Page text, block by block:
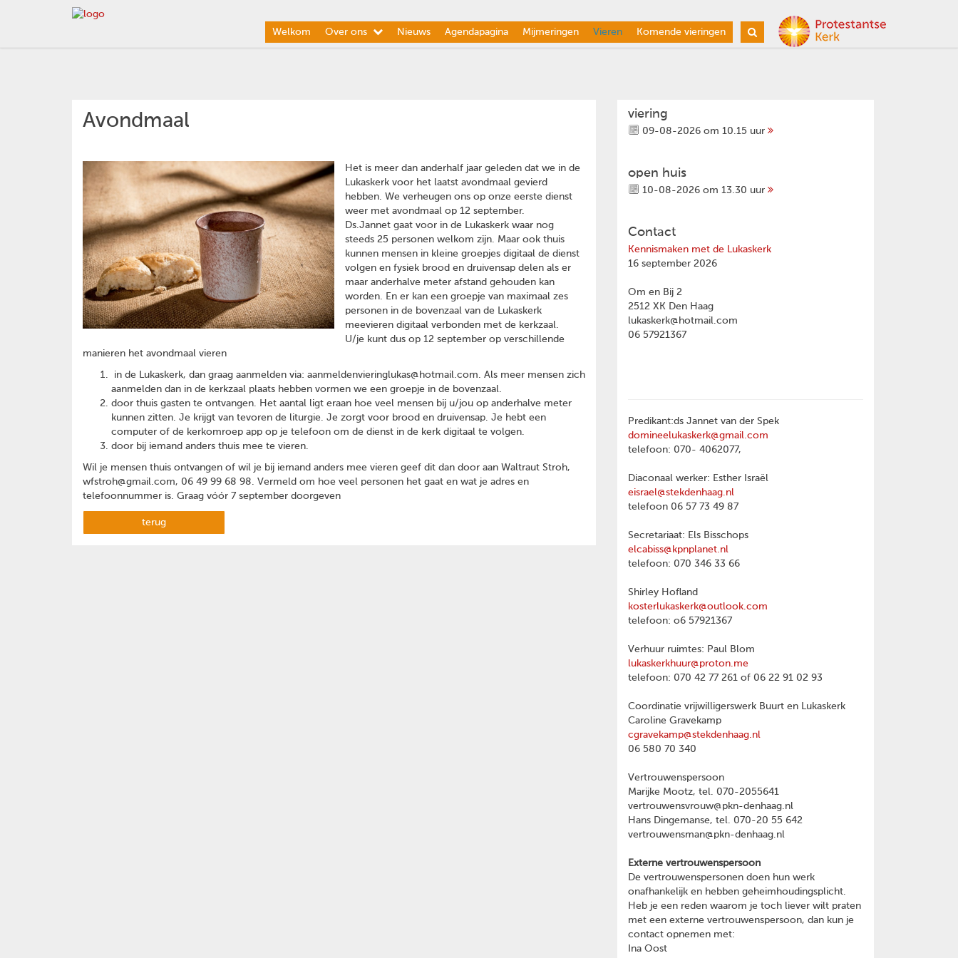
Welkom Over ons Nieuws Agendapagina Mijmeringen Vieren Komende vieringen
Avondmaal
Het is meer dan anderhalf jaar geleden dat we in de
Lukaskerk voor het laatst avondmaal gevierd
hebben. We verheugen ons op onze eerste dienst
weer met avondmaal op 12 september.
Ds.Jannet gaat voor in de Lukaskerk waar nog
steeds 25 personen welkom zijn. Maar ook thuis
kunnen mensen in kleine groepjes digitaal de dienst
volgen en fysiek brood en druivensap delen als er
maar anderhalve meter afstand gehouden kan
worden. En er kan een groepje van maximaal zes
personen in de bovenzaal van de Lukaskerk
meevieren digitaal verbonden met de kerkzaal.
U/je kunt dus op 12 september op verschillende
manieren het avondmaal vieren
in de Lukaskerk, dan graag aanmelden via: aanmeldenvieringlukas@hotmail.com. Als meer mensen zich
aanmelden dan in de kerkzaal plaats hebben vormen we een groepje in de bovenzaal.
door thuis gasten te ontvangen. Het aantal ligt eraan hoe veel mensen bij u/jou op anderhalve meter
kunnen zitten. Je krijgt van tevoren de liturgie. Je zorgt voor brood en druivensap. Je hebt een
computer of de kerkomroep app op je telefoon om de dienst in de kerk digitaal te volgen.
door bij iemand anders thuis mee te vieren.
Wil je mensen thuis ontvangen of wil je bij iemand anders mee vieren geef dit dan door aan Waltraut Stroh,
wfstroh@gmail.com, 06 49 99 68 98. Vermeld om hoe veel personen het gaat en wat je adres en
telefoonnummer is. Graag vóór 7 september doorgeven
terug
viering
09-08-2026 om 10.15 uur
open huis
10-08-2026 om 13.30 uur
Contact
Kennismaken met de Lukaskerk
16 september 2026
Om en Bij 2
2512 XK Den Haag
lukaskerk@hotmail.com
06 57921367
Predikant:ds Jannet van der Spek
domineelukaskerk@gmail.com
telefoon: 070- 4062077,
Diaconaal werker: Esther Israël
eisrael@stekdenhaag.nl
telefoon 06 57 73 49 87
Secretariaat: Els Bisschops
elcabiss@kpnplanet.nl
telefoon: 070 346 33 66
Shirley Hofland
kosterlukaskerk@outlook.com
telefoon: o6 57921367
Verhuur ruimtes: Paul Blom
lukaskerkhuur@proton.me
telefoon: 070 42 77 261 of 06 22 91 02 93
Coordinatie vrijwilligerswerk Buurt en Lukaskerk
Caroline Gravekamp
cgravekamp@stekdenhaag.nl
06 580 70 340
Vertrouwenspersoon
Marijke Mootz, tel. 070-2055641
vertrouwensvrouw@pkn-denhaag.nl
Hans Dingemanse, tel. 070-20 55 642
vertrouwensman@pkn-denhaag.nl
Externe vertrouwenspersoon
De vertrouwenspersonen doen hun werk
onafhankelijk en hebben geheimhoudingsplicht.
Heb je een reden waarom je toch liever wilt praten
met een externe vertrouwenspersoon, dan kun je
contact opnemen met:
Ina Oost